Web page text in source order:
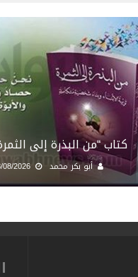
كتاب “من البذرة إلى
أبو بكر محمد 08/2026